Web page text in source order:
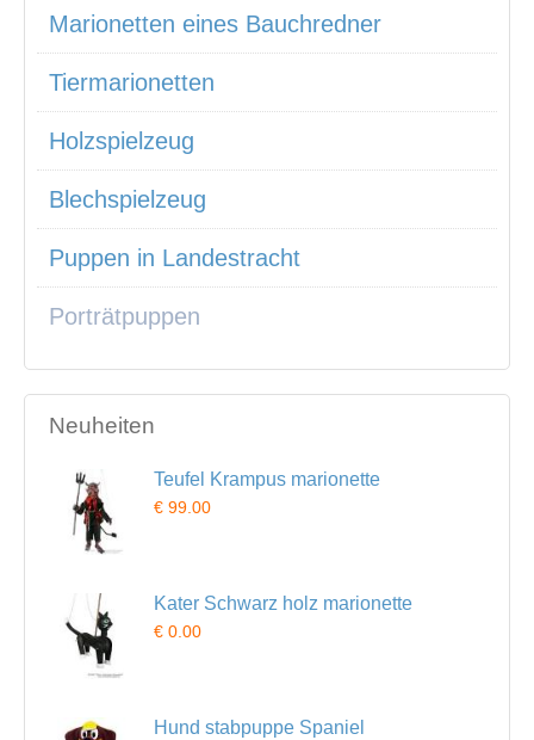
Marionetten eines Bauchredner
Tiermarionetten
Holzspielzeug
Blechspielzeug
Puppen in Landestracht
Porträtpuppen
Neuheiten
Teufel Krampus marionette
€ 99.00
Kater Schwarz holz marionette
€ 0.00
Hund stabpuppe Spaniel